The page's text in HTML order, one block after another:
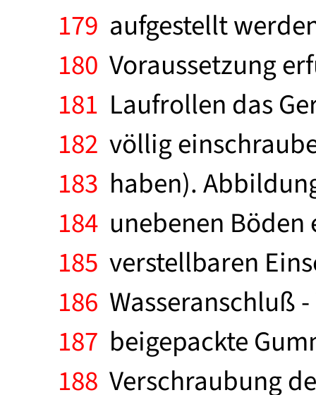
179 aufgestellt
180 Voraussetzung
181 Laufrollen das
182 völlig
183 haben).
184 unebenen
185 verstellbaren
186 Wasseranschluß
187 beigepackte
188 Verschraubung